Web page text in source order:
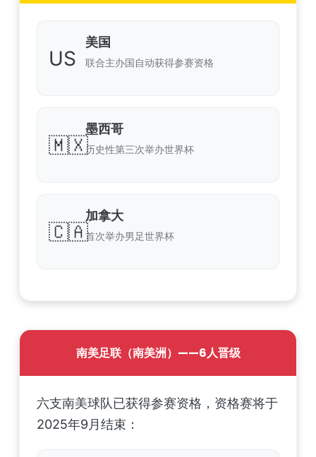
US
美国
联合主办国自动获得参赛资格
🇲🇽
墨西哥
历史性第三次举办世界杯
🇨🇦
加拿大
首次举办男足世界杯
南美足联（南美洲）——6人晋级
六支南美球队已获得参赛资格，资格赛将于
2025年9月结束：